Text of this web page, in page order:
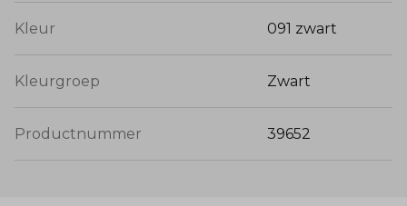
Kleur 091 zwart
Kleurgroep Zwart
Productnummer 39652